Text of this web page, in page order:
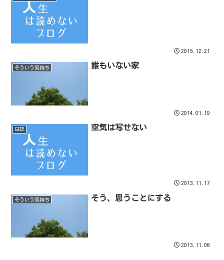
2015.12.21
そういう気持ち 誰もいない家
2014.01.19
日記 空気は写せない
2013.11.17
そういう気持ち そう、思うことにする
2013.11.06